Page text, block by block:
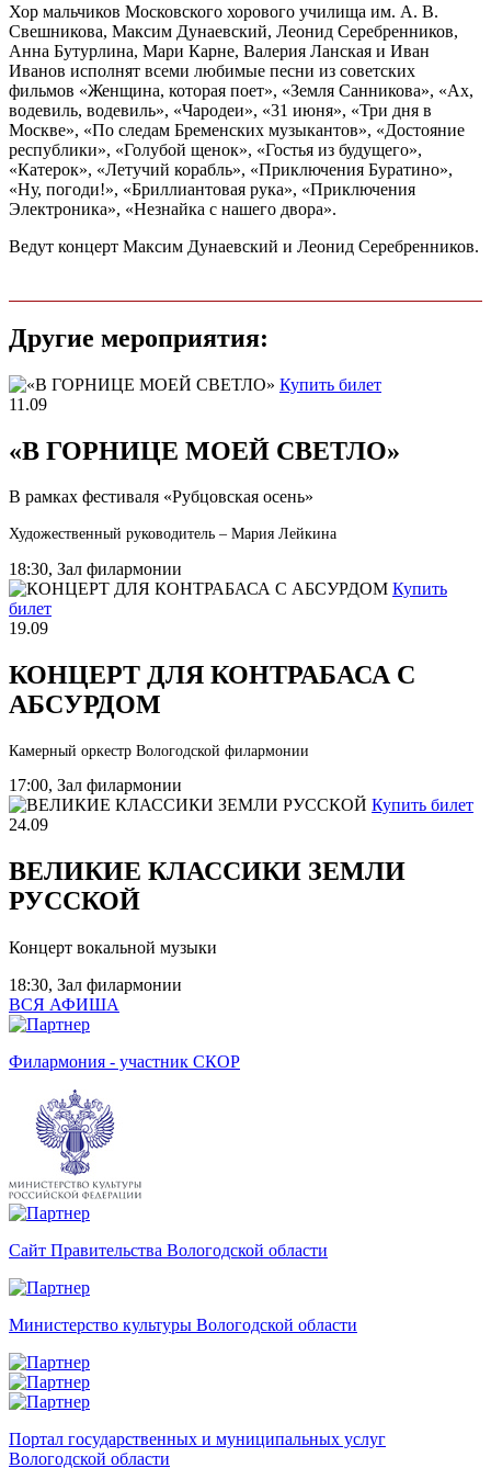
Хор мальчиков Московского хорового училища им. А. В.
Свешникова, Максим Дунаевский, Леонид Серебренников,
Анна Бутурлина, Мари Карне, Валерия Ланская и Иван
Иванов исполнят всеми любимые песни из советских
фильмов «Женщина, которая поет», «Земля Санникова», «Ах,
водевиль, водевиль», «Чародеи», «31 июня», «Три дня в
Москве», «По следам Бременских музыкантов», «Достояние
республики», «Голубой щенок», «Гостья из будущего»,
«Катерок», «Летучий корабль», «Приключения Буратино»,
«Ну, погоди!», «Бриллиантовая рука», «Приключения
Электроника», «Незнайка с нашего двора».
Ведут концерт Максим Дунаевский и Леонид Серебренников.
Другие мероприятия:
Купить билет
11.09
«В ГОРНИЦЕ МОЕЙ СВЕТЛО»
В рамках фестиваля «Рубцовская осень»
Художественный руководитель – Мария Лейкина
18:30, Зал филармонии
Купить
билет
19.09
КОНЦЕРТ ДЛЯ КОНТРАБАСА С
АБСУРДОМ
Камерный оркестр Вологодской филармонии
17:00, Зал филармонии
Купить билет
24.09
ВЕЛИКИЕ КЛАССИКИ ЗЕМЛИ
РУССКОЙ
Концерт вокальной музыки
18:30, Зал филармонии
ВСЯ АФИША
Филармония - участник СКОР
Сайт Правительства Вологодской области
Министерство культуры Вологодской области
Портал государственных и муниципальных услуг
Вологодской области